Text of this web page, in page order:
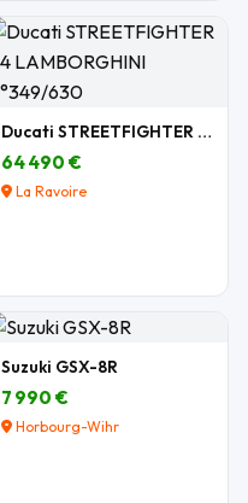
Ducati STREETFIGHTER V4 LAMBORGHINI N°349/630
64 490 €
La Ravoire
Suzuki GSX-8R
7 990 €
Horbourg-Wihr